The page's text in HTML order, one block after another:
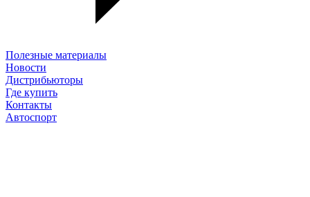
Полезные материалы
Новости
Дистрибьюторы
Где купить
Контакты
Автоспорт